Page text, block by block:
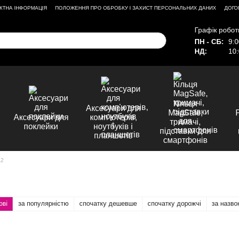
ІНФОРМАЦІЯ ПОЛОЖЕННЯ ПРО ОБРОБКУ І ЗАХИСТ ПЕРСОНАЛЬНИХ ДАНИХ
Графік
ПН - СБ:
НД:
Аксесуари для
поклейки
Аксесуари для
комп'ютерів,
ноутбуків і
планшетів
Кільця
MagSafe,
тримачі,
підставки для
смартфонів
за популярністю спочатку дешевше спочатку дорожчі за